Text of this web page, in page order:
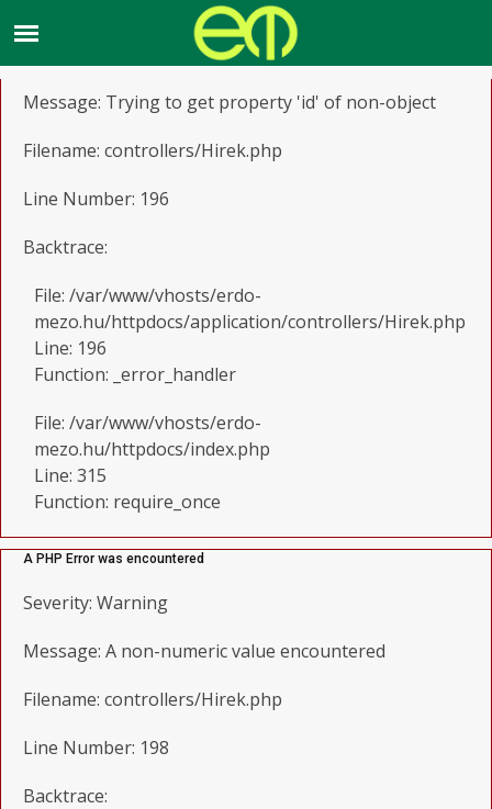
A PHP Error was encountered
Message: Trying to get property 'id' of non-object
Filename: controllers/Hirek.php
Line Number: 196
Backtrace:
File: /var/www/vhosts/erdo-
mezo.hu/httpdocs/application/controllers/Hirek.php
Line: 196
Function: _error_handler
File: /var/www/vhosts/erdo-
mezo.hu/httpdocs/index.php
Line: 315
Function: require_once
A PHP Error was encountered
Severity: Warning
Message: A non-numeric value encountered
Filename: controllers/Hirek.php
Line Number: 198
Backtrace: